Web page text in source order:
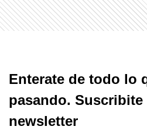
Enterate de todo lo
pasando. Suscribite
newsletter